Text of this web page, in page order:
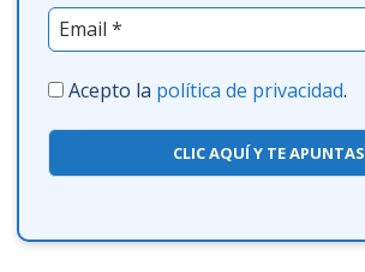
Acepto la política de privacidad.
CLIC AQUÍ Y TE APUNTAS